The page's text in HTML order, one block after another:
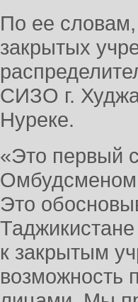
По ее
закрытых
СИЗО г.
Нуреке.
«Это первый
Это
к закрытым
возможность